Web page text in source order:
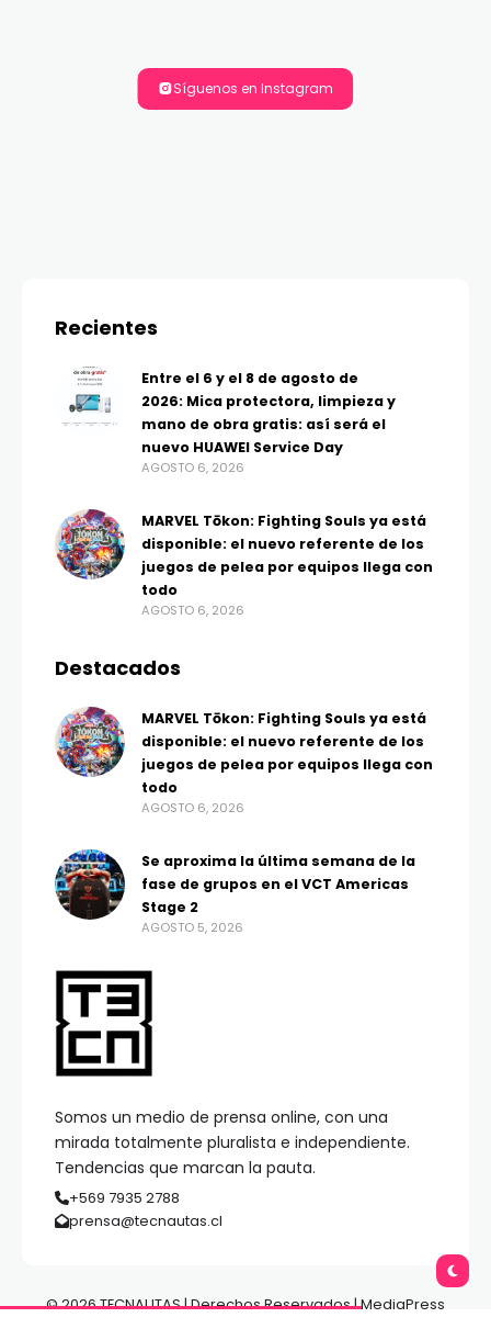
Síguenos en Instagram
Somos un medio de prensa online, con una
mirada totalmente pluralista e independiente.
Tendencias que marcan la pauta.
+569 7935 2788
prensa@tecnautas.cl
Recientes
Entre el 6 y el 8 de agosto de
2026: Mica protectora, limpieza y
mano de obra gratis: así será el
nuevo HUAWEI Service Day
AGOSTO 6, 2026
MARVEL Tōkon: Fighting Souls ya está
disponible: el nuevo referente de los
juegos de pelea por equipos llega con
todo
AGOSTO 6, 2026
Destacados
MARVEL Tōkon: Fighting Souls ya está
disponible: el nuevo referente de los
juegos de pelea por equipos llega con
todo
AGOSTO 6, 2026
Se aproxima la última semana de la
fase de grupos en el VCT Americas
Stage 2
AGOSTO 5, 2026
© 2026 TECNAUTAS | Derechos Reservados | MediaPress